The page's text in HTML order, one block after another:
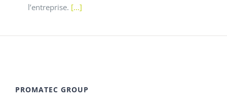
l’entreprise. [...]
PROMATEC GROUP